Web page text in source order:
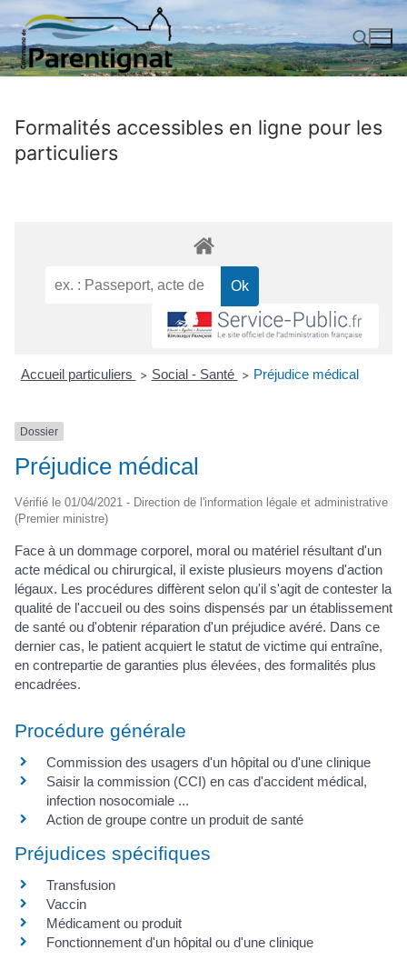
Aller
contenu
Formalités accessibles en ligne pour les
particuliers
Accueil particuliers > Social - Santé > Préjudice médical
Dossier
Préjudice médical
Vérifié le 01/04/2021 - Direction de l'information légale et administrative
(Premier ministre)
Face à un dommage corporel, moral ou matériel résultant d'un
acte médical ou chirurgical, il existe plusieurs moyens d'action
légaux. Les procédures diffèrent selon qu'il s'agit de contester la
qualité de l'accueil ou des soins dispensés par un établissement
de santé ou d'obtenir réparation d'un préjudice avéré. Dans ce
dernier cas, le patient acquiert le statut de victime qui entraîne,
en contrepartie de garanties plus élevées, des formalités plus
encadrées.
Procédure générale
Commission des usagers d'un hôpital ou d'une clinique
Saisir la commission (CCI) en cas d'accident médical,
infection nosocomiale ...
Action de groupe contre un produit de santé
Préjudices spécifiques
Transfusion
Vaccin
Médicament ou produit
Fonctionnement d'un hôpital ou d'une clinique